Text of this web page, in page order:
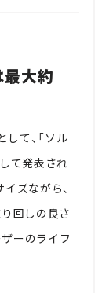
大約
て、「ソル
て発表され
ズながら、
回しの良さ
ーのライフ